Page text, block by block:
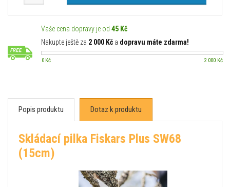
Vaše cena dopravy je od 45 Kč
Nakupte ještě za 2 000 Kč a dopravu máte zdarma!
0 Kč 2 000 Kč
Popis produktu Dotaz k produktu
Skládací pilka Fiskars Plus SW68
(15cm)